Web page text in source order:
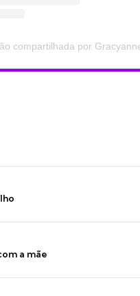
compartilhada por
a mãe